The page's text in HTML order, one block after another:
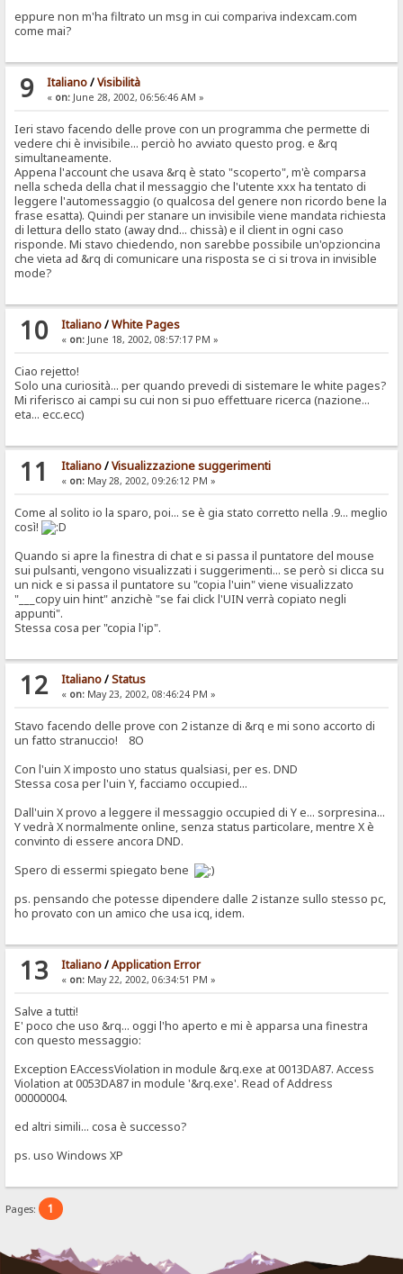
eppure non m'ha filtrato un msg in cui compariva indexcam.com
come mai?
9 Italiano/Visibilità
« on:June 28, 2002, 06:56:46 AM »
Ieri stavo facendo delle prove con un programma che permette di
vedere chi è invisibile... perciò ho avviato questo prog. e &rq
simultaneamente.
Appena l'account che usava &rq è stato "scoperto", m'è comparsa
nella scheda della chat il messaggio che l'utente xxx ha tentato di
leggere l'automessaggio (o qualcosa del genere non ricordo bene la
frase esatta). Quindi per stanare un invisibile viene mandata richiesta
di lettura dello stato (away dnd... chissà) e il client in ogni caso
risponde. Mi stavo chiedendo, non sarebbe possibile un'opzioncina
che vieta ad &rq di comunicare una risposta se ci si trova in invisible
mode?
10 Italiano/White Pages
« on:June 18, 2002, 08:57:17 PM »
Ciao rejetto!
Solo una curiosità... per quando prevedi di sistemare le white pages?
Mi riferisco ai campi su cui non si puo effettuare ricerca (nazione...
eta... ecc.ecc)
11 Italiano/Visualizzazione suggerimenti
« on:May 28, 2002, 09:26:12 PM »
Come al solito io la sparo, poi... se è gia stato corretto nella .9... meglio
così!
Quando si apre la finestra di chat e si passa il puntatore del mouse
sui pulsanti, vengono visualizzati i suggerimenti... se però si clicca su
un nick e si passa il puntatore su "copia l'uin" viene visualizzato
"___copy uin hint" anzichè "se fai click l'UIN verrà copiato negli
appunti".
Stessa cosa per "copia l'ip".
12 Italiano/Status
« on:May 23, 2002, 08:46:24 PM »
Stavo facendo delle prove con 2 istanze di &rq e mi sono accorto di
un fatto stranuccio! 8O
Con l'uin X imposto uno status qualsiasi, per es. DND
Stessa cosa per l'uin Y, facciamo occupied...
Dall'uin X provo a leggere il messaggio occupied di Y e... sorpresina...
Y vedrà X normalmente online, senza status particolare, mentre X è
convinto di essere ancora DND.
Spero di essermi spiegato bene
ps. pensando che potesse dipendere dalle 2 istanze sullo stesso pc,
ho provato con un amico che usa icq, idem.
13 Italiano/Application Error
« on:May 22, 2002, 06:34:51 PM »
Salve a tutti!
E' poco che uso &rq... oggi l'ho aperto e mi è apparsa una finestra
con questo messaggio:
Exception EAccessViolation in module &rq.exe at 0013DA87. Access
Violation at 0053DA87 in module '&rq.exe'. Read of Address
00000004.
ed altri simili... cosa è successo?
ps. uso Windows XP
Pages: 1